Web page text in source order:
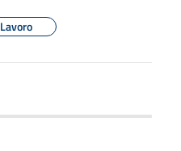
Lavoro